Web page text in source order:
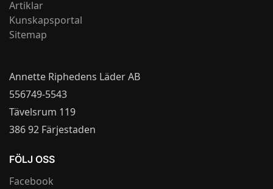
Artiklar
Kunskapsportal
Sitemap
Annette Riphedens Läder AB
556749-5543
Tävelsrum 119
386 92 Färjestaden
FÖLJ OSS
Facebook